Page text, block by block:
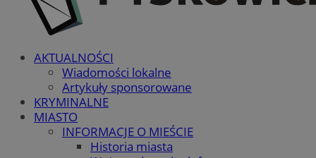
AKTUALNOŚCI
Wiadomości lokalne
Artykuły sponsorowane
KRYMINALNE
MIASTO
INFORMACJE O MIEŚCIE
Historia miasta